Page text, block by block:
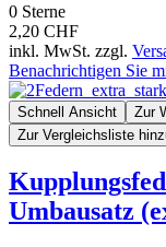
0 Sterne
2,20 CHF
inkl. MwSt. zzgl.
Benachrichtigen Sie
Schnell Ansicht
Zur
Zur Vergleichsliste
Umbausatz